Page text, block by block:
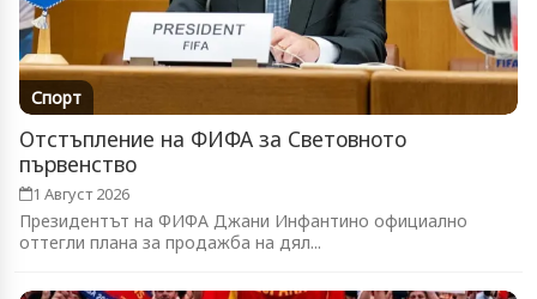
Спорт
Отстъпление на ФИФА за Световното
първенство
1 Август 2026
Президентът на ФИФА Джани Инфантино официално
оттегли плана за продажба на дял...